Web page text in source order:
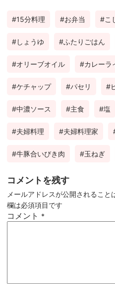
ok
est
15分料理 お弁当 こ
しょうゆ ふたりごはん
オリーブオイル カレーラ
ケチャップ パセリ
中濃ソース 主食 塩
夫婦料理 夫婦料理家
牛豚合いびき肉 玉ねぎ
コメントを残す
メールアドレスが公開されること
欄は必須項目です
コメント *